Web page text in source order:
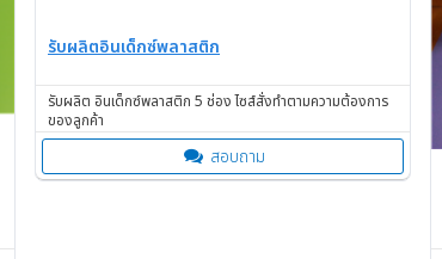
รับผลิตอินเด็กซ์พลาสติก
รับผลิต อินเด็กซ์พลาสติก 5 ช่อง ไซส์สั่งทำตามความต้องการ
ของลูกค้า
สอบถาม